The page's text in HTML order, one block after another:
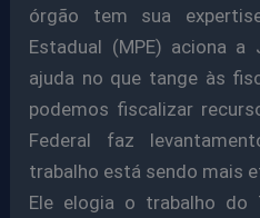
órgão tem sua
Estadual (MPE) aciona
ajuda no que tange às
podemos fiscalizar
Federal faz
trabalho está sendo mais
Ele elogia o trabalho do